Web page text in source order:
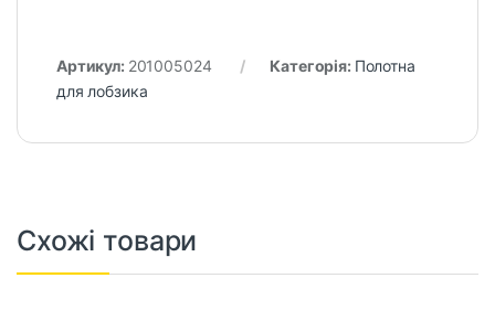
Артикул: 201005024 Категорія: Полотна
для лобзика
Схожі товари